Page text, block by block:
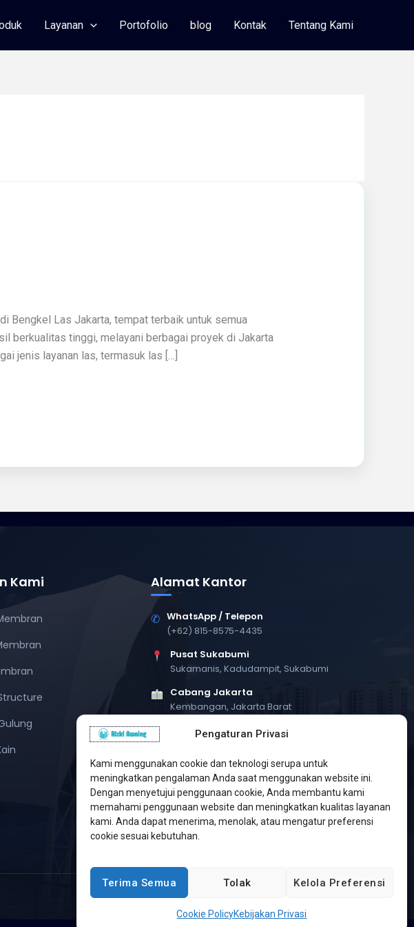
Pengaturan Privasi
Kami menggunakan cookie dan teknologi serupa untuk
meningkatkan pengalaman Anda saat menggunakan website ini.
Dengan menyetujui penggunaan cookie, Anda membantu kami
memahami penggunaan website dan meningkatkan kualitas layanan
kami. Anda dapat menerima, menolak, atau mengatur preferensi
cookie sesuai kebutuhan.
Terima Semua Tolak Kelola Preferensi
Cookie PolicyKebijakan Privasi
Layanan Portofolio blog Kontak Tentang Kami
Bengkel Las Jakarta, tempat terbaik untuk semua
berkualitas tinggi, melayani berbagai proyek di Jakarta
jenis layanan las, termasuk las […]
Kami Alamat Kantor
✆ WhatsApp / Telepon
(+62) 815-8575-4435
Pusat Sukabumi
Sukamanis, Kadudampit, Sukabumi
Cabang Jakarta
Kembangan, Jakarta Barat
Workshop Bintaro